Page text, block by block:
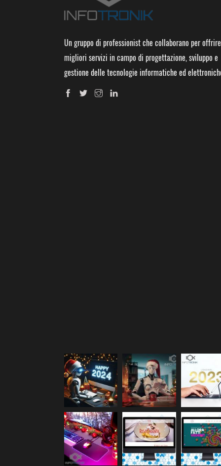
Un gruppo di professionist che collaborano per
migliori servizi in campo di progettazione, sviluppo e
gestione delle tecnologie informatiche ed